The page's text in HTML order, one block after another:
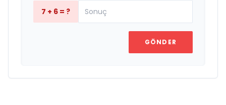
7 + 6 = ?
GÖNDER